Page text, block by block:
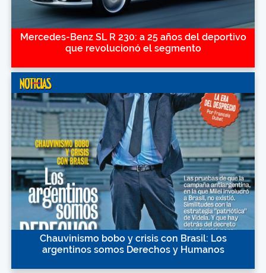
Mercedes-Benz SL R 230: a 25 años del deportivo
que revolucionó el segmento
Chauvinismo bobo y crisis con Brasil: Los
argentinos somos Derechos y Humanos